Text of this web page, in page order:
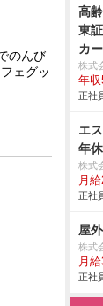
のんび
ェグッ
高
東
カー
株式
年収
正社
エ
年
株式
月
正社
屋
株式
月
正社